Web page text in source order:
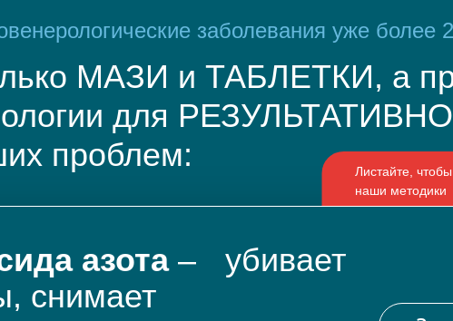
заболевания уже более
МАЗИ и ТАБЛЕТКИ, а
для
проблем:
азота– убивает
снимает